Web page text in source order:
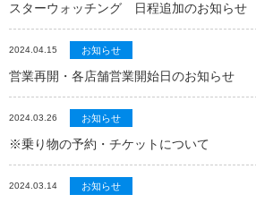
スターウォッチング 日程追加のお知らせ
2024.04.15 お知らせ
営業再開・各店舗営業開始日のお知らせ
2024.03.26 お知らせ
※乗り物の予約・チケットについて
2024.03.14 お知らせ